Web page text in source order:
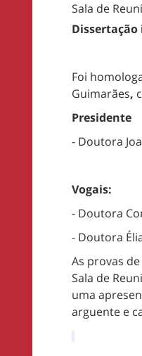
Sala de
Foi
Guimarães,
Presidente
- Doutora
Vogais:
- Doutora
- Doutora
As provas
Sala de
uma
arguente e